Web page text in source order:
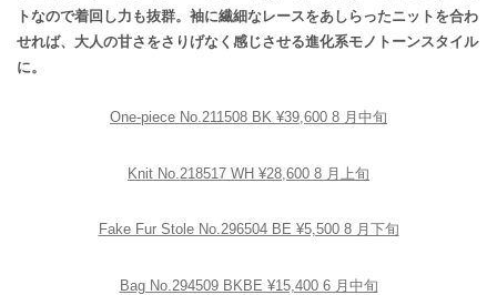
トなので着回し力も抜群。袖に繊細なレースをあしらったニットを合わ
せれば、大人の甘さをさりげなく感じさせる進化系モノトーンスタイル
に。
One-piece No.211508 BK ¥39,600 8 月中旬
Knit No.218517 WH ¥28,600 8 月上旬
Fake Fur Stole No.296504 BE ¥5,500 8 月下旬
Bag No.294509 BKBE ¥15,400 6 月中旬